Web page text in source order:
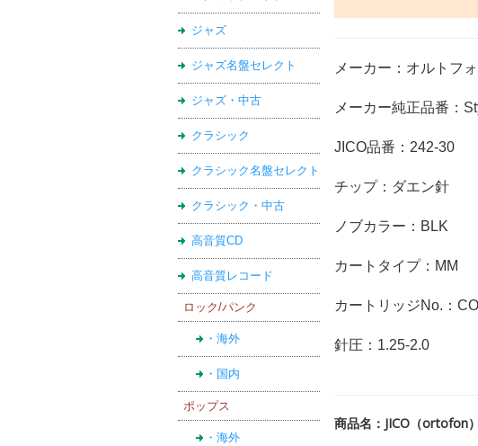
ジャズ
ジャズ名盤セレクト
ジャズ・中古
クラシック
クラシック名盤セレクト
クラシック・中古
高音質CD
高音質レコード
ロック/パンク
・海外
・国内
ポップス
・海外
メーカー：オルトフ
メーカー純正品番：
JICO品番：242-30
チップ：ダエン針
ノブカラー：BLK
カートタイプ：MM
カートリッジNo.：
針圧：1.25-2.0
商品名：JICO（ortofon